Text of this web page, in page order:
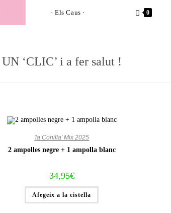
· Els Caus · 0
UN ‘CLIC’ i a fer salut !
'la Conilla' Mix 2025
2 ampolles negre + 1 ampolla blanc
34,95€
Afegeix a la cistella